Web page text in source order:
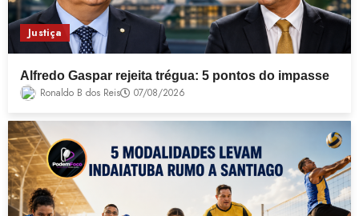
Justiça
Alfredo Gaspar rejeita trégua: 5 pontos do impasse
Ronaldo B dos Reis 07/08/2026